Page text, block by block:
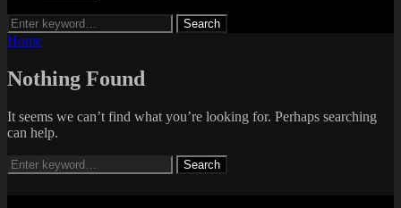
Search
for:
Search
Home
Nothing Found
It seems we can’t find what you’re looking for. Perhaps searching
can help.
Search
for:
Search